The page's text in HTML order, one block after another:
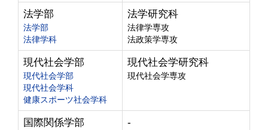
法学部
法学部
法律学科
法学研究科
法律学専攻
法政策学専攻
現代社会学部
現代社会学部
現代社会学科
健康スポーツ社会学科
現代社会学研究科
現代社会学専攻
国際関係学部 -